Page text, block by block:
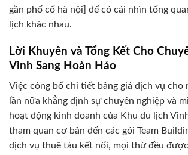
gần phố cổ hà nội] để có cái nhìn tổng
lịch khác nhau.
Lời Khuyên và Tổng Kết Cho
Vinh Sang Hoàn Hảo
Việc công bố chi tiết bảng giá dịch vụ cho
lần nữa khẳng định sự chuyên nghiệp và
hoạt động kinh doanh của Khu du lịch
tham quan cơ bản đến các gói Team
dịch vụ thuê tàu kết nối, mọi thứ đều